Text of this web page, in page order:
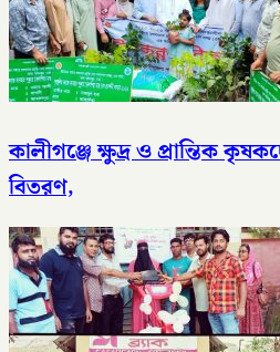
কালীগঞ্জে ক্ষুদ্র ও প্রান্তিক
বিতরণ,